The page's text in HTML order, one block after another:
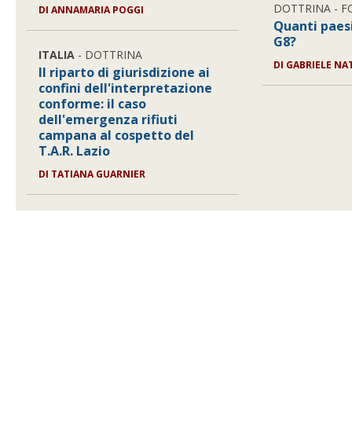
DI ANNAMARIA POGGI
ITALIA - DOTTRINA
Il riparto di giurisdizione ai
confini dell'interpretazione
conforme: il caso
dell'emergenza rifiuti
campana al cospetto del
T.A.R. Lazio
DI TATIANA GUARNIER
DOTTRINA -
Quanti
G8?
DI GABRIELE